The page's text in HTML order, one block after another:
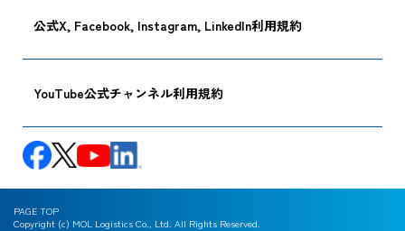
公式X, Facebook, Instagram, LinkedIn利用規約
YouTube公式チャンネル利用規約
Copyright (c) MOL Logistics Co., Ltd. All Rights Reserved.
PAGE TOP